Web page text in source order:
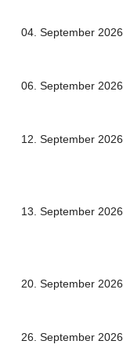
04. September 2026
06. September 2026
12. September 2026
13. September 2026
20. September 2026
26. September 2026